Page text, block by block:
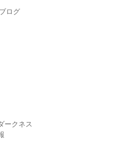
ログ
ークネス